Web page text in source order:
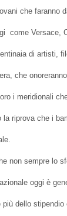
che faranno
come Versace,
di artisti,
che
i meridionali
riprova che i
non sempre lo
oggi è
dello